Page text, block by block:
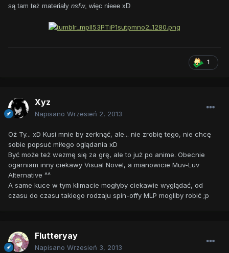
są tam też materiały nsfw, więc nieee xD
1
Xyz
Napisano Wrzesień 2, 2013
Oż Ty... xD Kusi mnie by zerknąć, ale... nie zrobię tego, nie chcę
sobie popsuć miłego oglądania xD
Być może też wezmę się za grę, ale to już po anime. Obecnie
ogarniam inny ciekawy Visual Novel, a mianowicie Muv-Luv
Alternative ^^
A same kuce w tym klimacie mogłyby ciekawie wyglądać, od
czasu do czasu takiego rodzaju spin-offy MLP mogliby robić ;p
Flutteryay
Napisano Wrzesień 3, 2013